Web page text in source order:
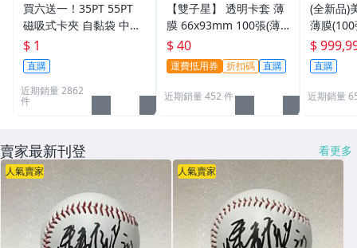
買六送一！35PT 55PT
磁吸式卡夾 自黏袋 中華
職棒球員卡 遊戲王 寶可
夢PTCG 漫威 ultra pro
可用
$ 1
直購
近期銷量 2862
件
【雙子星】 透明卡套 薄
膜 66x93mm 100張(薄)
適用 BBM MLB Topps C
PBL 球員卡
$ 40
運費抵用券 折扣碼 直購
近期銷量 452 件
(全新品)
薄膜
次到貨
$
直購
近期銷量
賣家最新刊登 看更多
人氣賣家 人氣賣家